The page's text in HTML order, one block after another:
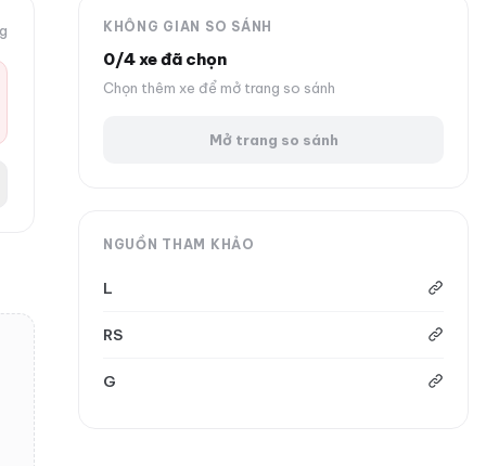
KHÔNG GIAN SO SÁNH
0/4 xe đã chọn
Chọn thêm xe để mở trang so sánh
Mở trang so sánh
NGUỒN THAM KHẢO
L
RS
G